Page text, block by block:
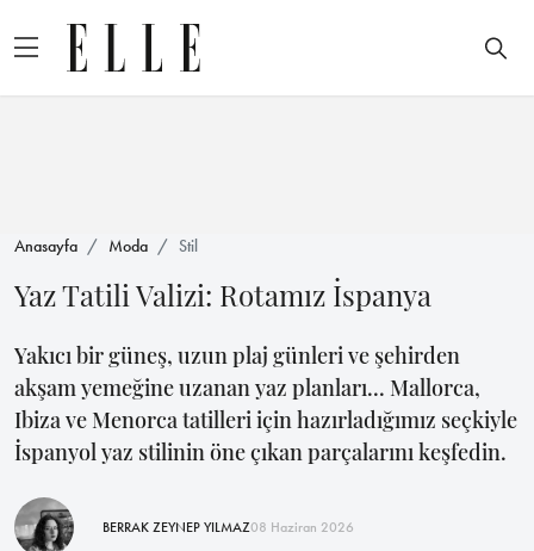
Anasayfa Moda Stil
Yaz Tatili Valizi: Rotamız İspanya
Yakıcı bir güneş, uzun plaj günleri ve şehirden
akşam yemeğine uzanan yaz planları... Mallorca,
Ibiza ve Menorca tatilleri için hazırladığımız seçkiyle
İspanyol yaz stilinin öne çıkan parçalarını keşfedin.
BERRAK ZEYNEP YILMAZ08 Haziran 2026